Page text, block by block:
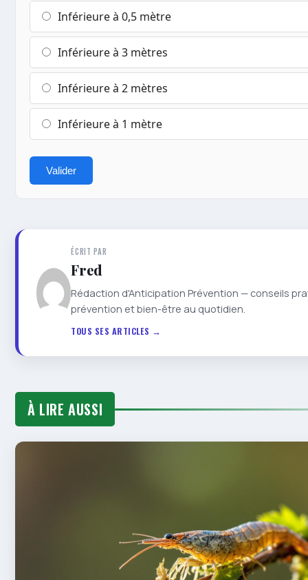
Inférieure à 0,5 mètre
Inférieure à 3 mètres
Inférieure à 2 mètres
Inférieure à 1 mètre
Valider
ÉCRIT PAR
Fred
Rédaction d'Anticipation Prévention — conseils
prévention et bien-être au quotidien.
TOUS SES ARTICLES →
À LIRE AUSSI